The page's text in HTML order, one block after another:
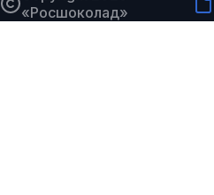
«Росшоколад»